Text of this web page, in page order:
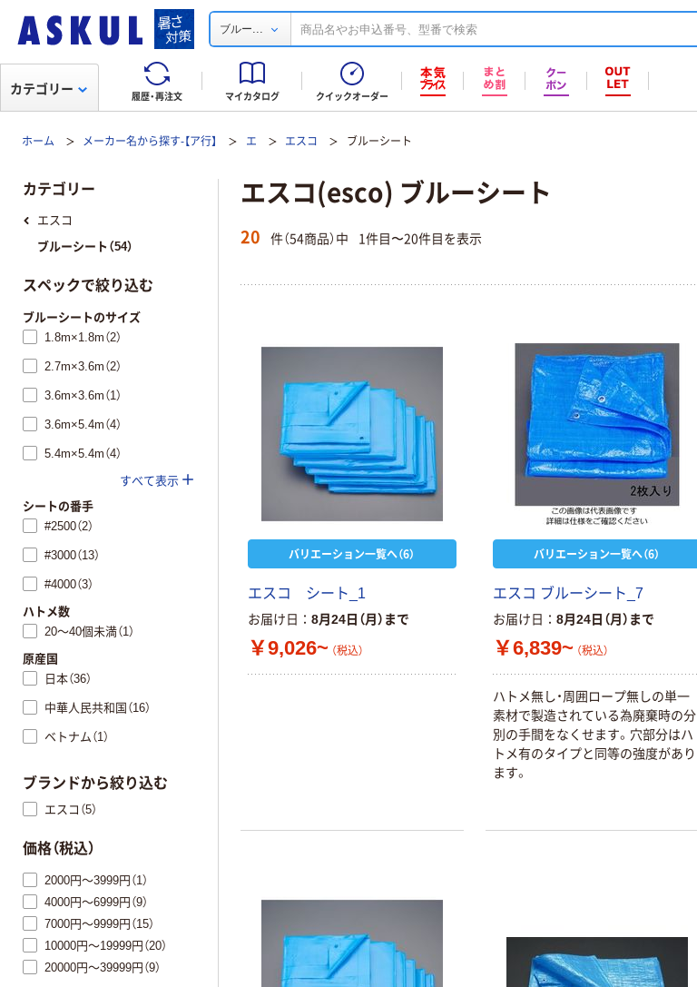
ブルー...
履歴・再注文 マイカタログ クイックオーダー
カテゴリー
ホーム メーカー名から探す-【ア行】 エ エスコ ブルーシート
エスコ(esco) ブルーシート
20 件（54商品）中 1件目〜20件目を表示
バリエーション一覧へ（6）
エスコ シート_1
お届け日 8月24日（月）まで
￥9,026~ （税込）
バリエーション一覧へ（6）
エスコ ブルーシート_7
お届け日 8月24日（月）まで
￥6,839~ （税込）
ハトメ無し・周囲ロープ無しの単一
素材で製造されている為廃棄時の分
別の手間をなくせます。穴部分はハ
トメ有のタイプと同等の強度があり
ます。
カテゴリー
エスコ
ブルーシート（54）
スペックで絞り込む
ブルーシートのサイズ
1.8m×1.8m（2）
2.7m×3.6m（2）
3.6m×3.6m（1）
3.6m×5.4m（4）
5.4m×5.4m（4）
すべて表示
シートの番手
#2500（2）
#3000（13）
#4000（3）
ハトメ数
20～40個未満（1）
原産国
日本（36）
中華人民共和国（16）
ベトナム（1）
ブランドから絞り込む
エスコ（5）
価格（税込）
2000円～3999円（1）
4000円～6999円（9）
7000円～9999円（15）
10000円～19999円（20）
20000円～39999円（9）